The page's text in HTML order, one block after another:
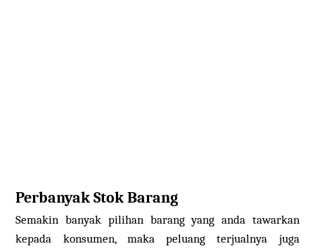
Perbanyak Stok Barang
Semakin banyak pilihan barang yang anda tawarkan
kepada konsumen, maka peluang terjualnya juga